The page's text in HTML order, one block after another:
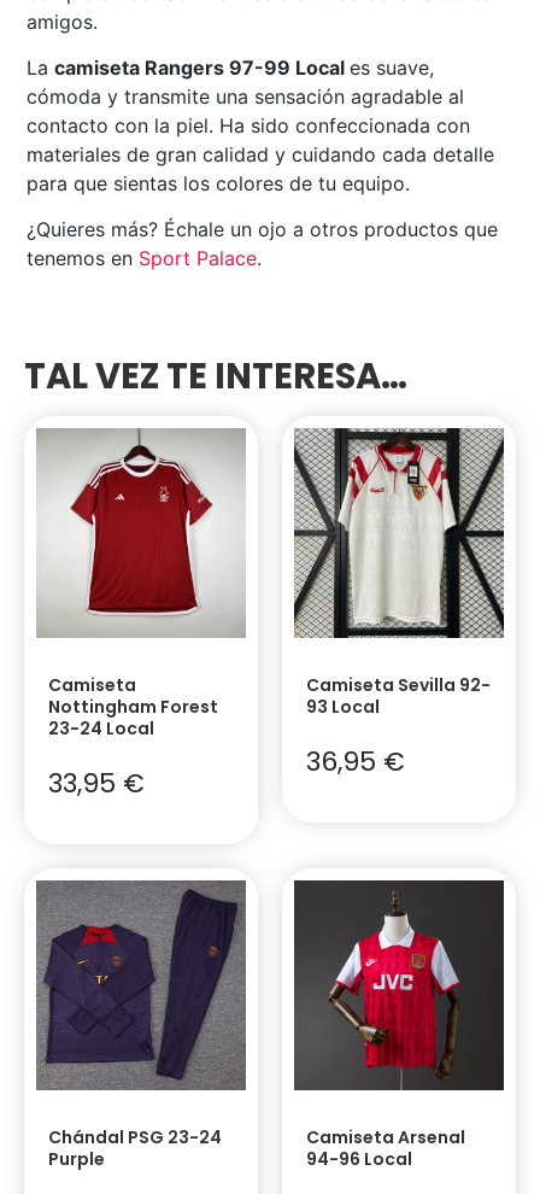
amigos.
Lacamiseta Rangers 97-99 Local es suave,
cómoda y transmite una sensación agradable al
contacto con la piel. Ha sido confeccionada con
materiales de gran calidad y cuidando cada detalle
para que sientas los colores de tu equipo.
¿Quieres más? Échale un ojo a otros productos que
tenemos en Sport Palace.
TAL VEZ TE INTERESA…
Camiseta
Nottingham Forest
23-24 Local
33,95 €
Camiseta Sevilla 92-
93 Local
36,95 €
Chándal PSG 23-24
Purple
Camiseta Arsenal
94-96 Local